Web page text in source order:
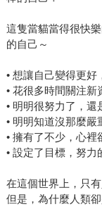
這隻當貓當得很快
的自己～
• 想讓自己變得更好
• 花很多時間關注新
• 明明很努力了，
• 明明知道沒那麼
• 擁有了不少，心
• 設定了目標，努
在這個世界上，只
但是，為什麼人類